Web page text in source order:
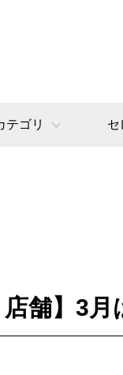
テゴリ セ
舗】3